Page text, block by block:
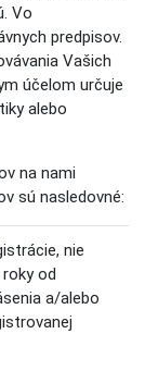
Vo
predpisov.
Vašich
účelom určuje
alebo
na nami
sú nasledovné:
nie
od
a/alebo